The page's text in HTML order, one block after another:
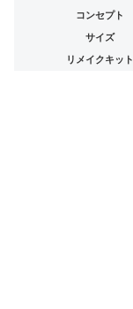
コンセプト
サイズ
リメイクキット